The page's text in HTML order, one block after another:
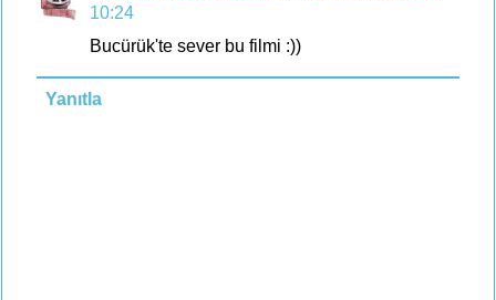
10:24
Bucürük'te sever bu filmi :))
Yanıtla